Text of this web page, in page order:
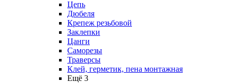
Цепь
Дюбеля
Крепеж резьбовой
Заклепки
Цанги
Саморезы
Траверсы
Клей, герметик, пена монтажная
Ещё 3